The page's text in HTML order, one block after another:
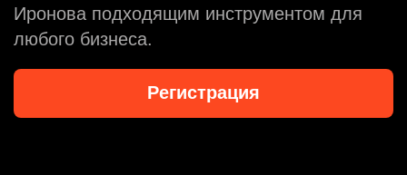
Иронова подходящим инструментом для
любого бизнеса.
Регистрация